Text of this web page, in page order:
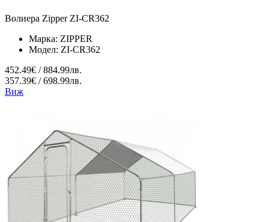
Волиера Zipper ZI-CR362
Марка: ZIPPER
Модел: ZI-CR362
452.49€ / 884.99лв.
357.39€ / 698.99лв.
Виж